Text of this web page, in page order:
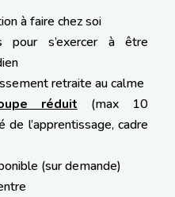
à faire chez soi
pour s’exercer à être
retraite au calme
réduit (max 10
l’apprentissage, cadre
(sur demande)